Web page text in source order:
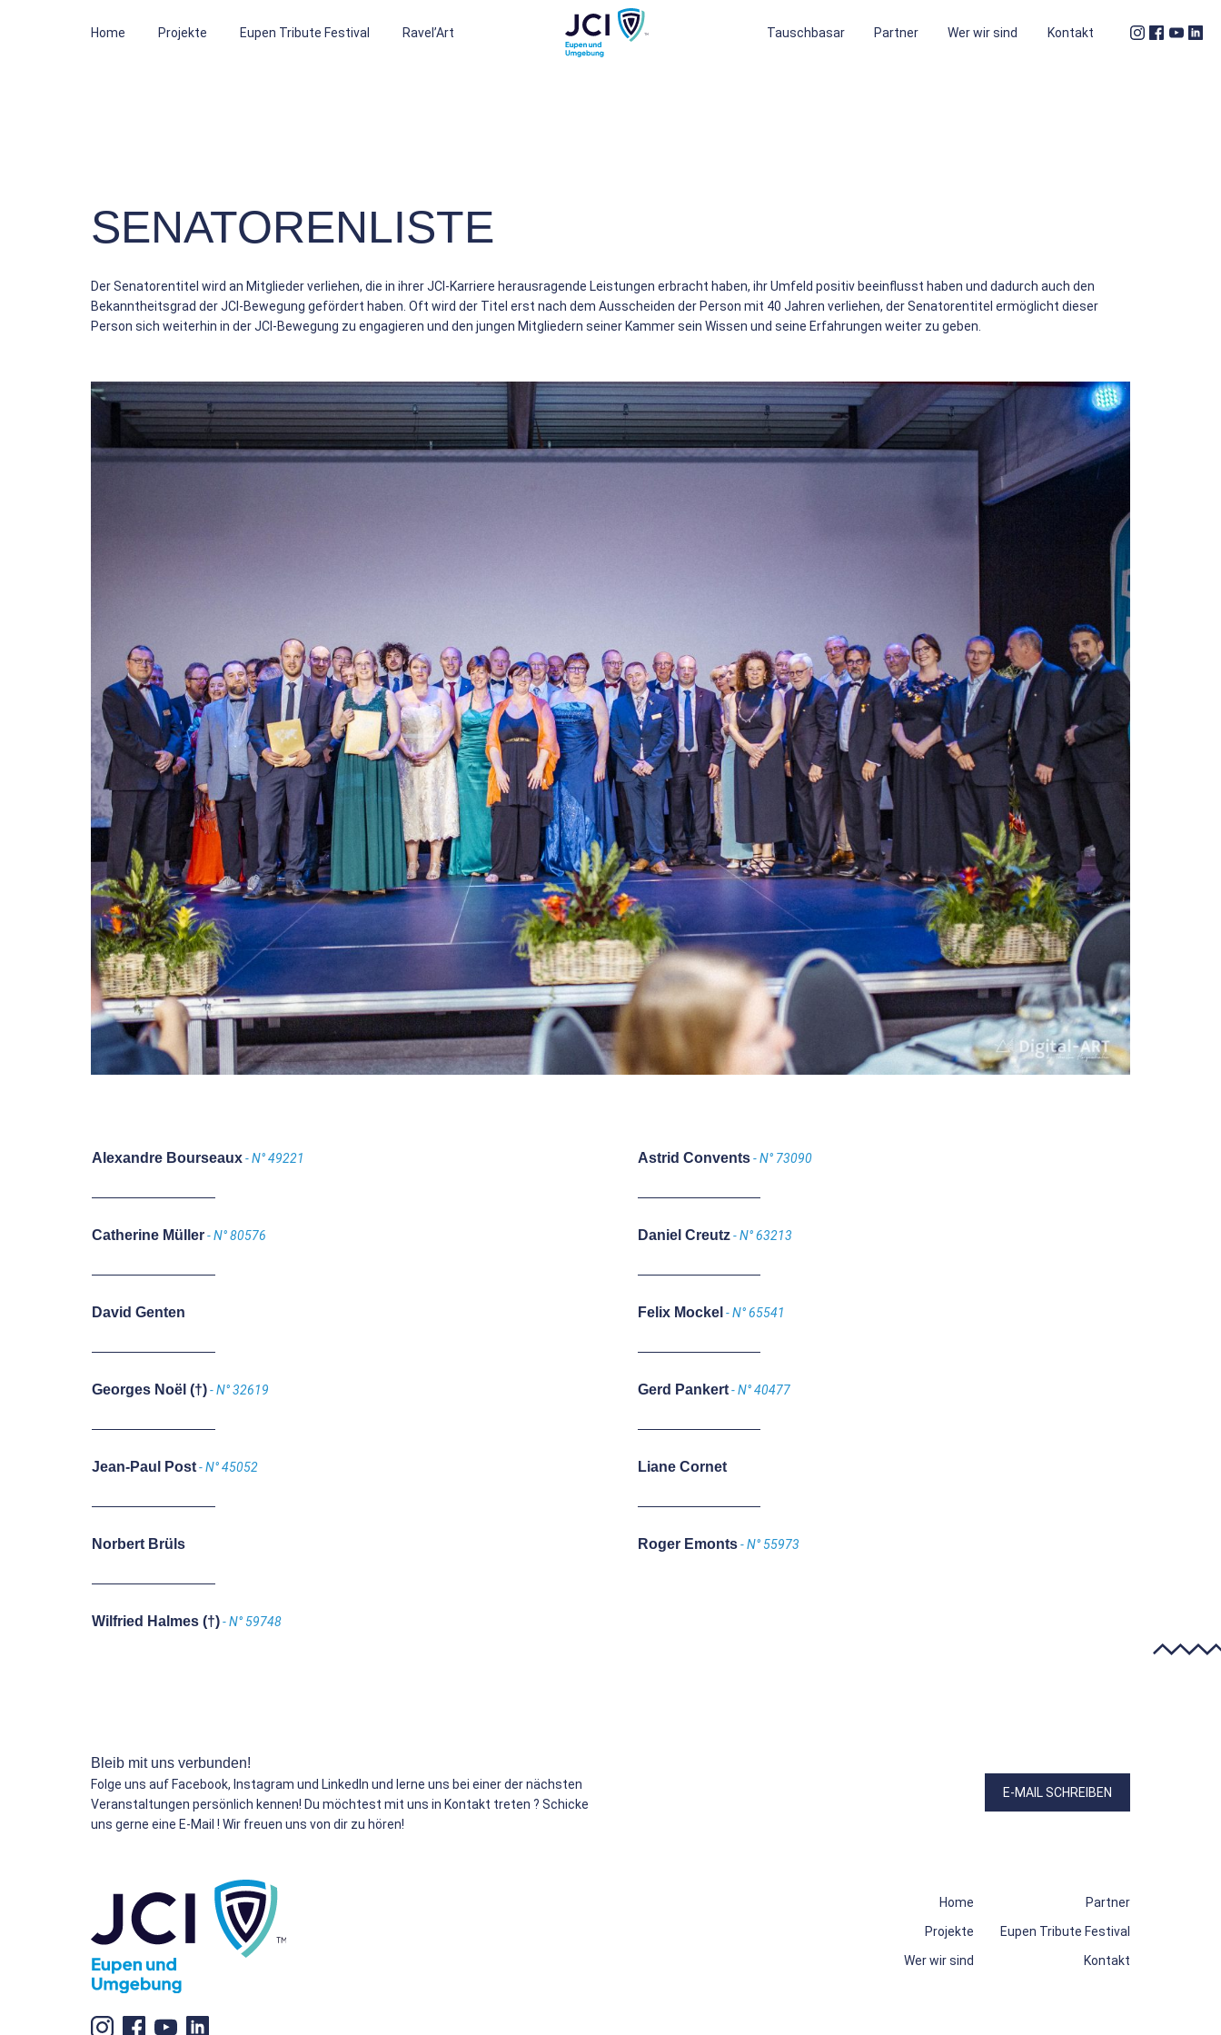
Home Projekte Eupen Tribute Festival Ravel’Art Tauschbasar Partner Wer wir sind Kontakt
SENATORENLISTE
Der Senatorentitel wird an Mitglieder verliehen, die in ihrer JCI-Karriere herausragende Leistungen erbracht haben, ihr Umfeld positiv beeinflusst haben und dadurch auch den
Bekanntheitsgrad der JCI-Bewegung gefördert haben. Oft wird der Titel erst nach dem Ausscheiden der Person mit 40 Jahren verliehen, der Senatorentitel ermöglicht dieser
Person sich weiterhin in der JCI-Bewegung zu engagieren und den jungen Mitgliedern seiner Kammer sein Wissen und seine Erfahrungen weiter zu geben.
Alexandre Bourseaux- N° 49221 Astrid Convents- N° 73090
Catherine Müller- N° 80576 Daniel Creutz- N° 63213
David Genten Felix Mockel - N° 65541
Georges Noël (†)- N° 32619 Gerd Pankert- N° 40477
Jean-Paul Post- N° 45052 Liane Cornet
Norbert Brüls Roger Emonts- N° 55973
Wilfried Halmes (†)- N° 59748
Bleib mit uns verbunden!
Folge uns auf Facebook, Instagram und LinkedIn und lerne uns bei einer der nächsten
Veranstaltungen persönlich kennen! Du möchtest mit uns in Kontakt treten ? Schicke
uns gerne eine E-Mail ! Wir freuen uns von dir zu hören!
E-MAIL SCHREIBEN
Home
Partner
Projekte
Eupen Tribute Festival
Wer wir sind
Kontakt